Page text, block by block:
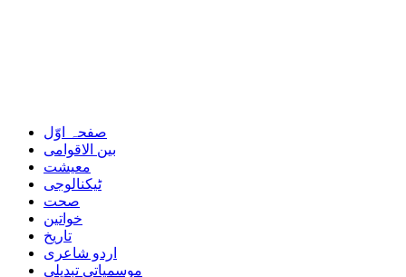
صفحہ اوّل
بین الاقوامی
معیشت
ٹیکنالوجی
صحت
خواتین
تاریخ
اردو شاعری
موسمیاتی تبدیلی